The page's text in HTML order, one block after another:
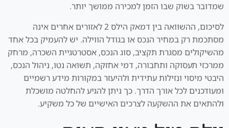
שמדובר בשוק שבו הזמן למכירה ממושך יותר.
לסיכום, ההשוואה בין דמאק הילס 2 לאזורים אחרים אינה
מסתכמת רק במחיר הנכס או בגודל הווילה. יש להעמיק בכל אחד
מהשיקולים מסגרת תקציב, סוג הנכס, אסטרטגיית השכרה, מרחק
ממרכזי תעסוקה ותחבורה, דמי אחזקה, תשואה נטו, ניהול הנכס,
היבטי מיסוי ונזילות עתידית ולהיעזר במקורות מידע רשמיים
ומעודכנים לכל אורך הדרך. כך ניתן להגיע להחלטה מושכלת
ולהתאים את ההשקעה לצרכים האישיים של כל משקיע.